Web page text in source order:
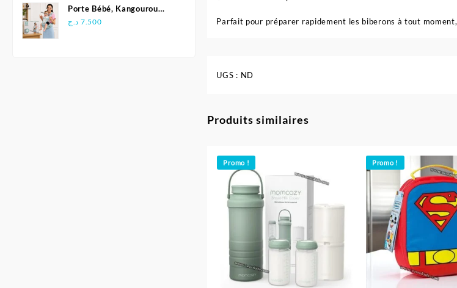
Porte Bébé, Kangourou
Multifonctionnel
7.500 د.ج Parfait pour préparer rapidement les biberons à tout
UGS : ND
Produits similaires
Promo ! Promo !